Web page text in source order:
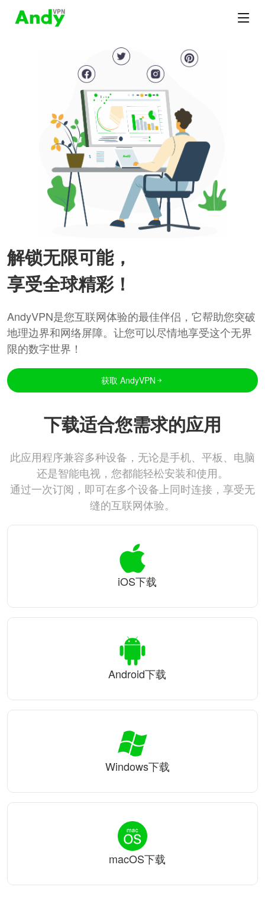
解锁无限可能，
享受全球精彩！
AndyVPN是您互联网体验的最佳伴侣，它帮助您突破
地理边界和网络屏障。让您可以尽情地享受这个无界
限的数字世界！
获取 AndyVPN
下载适合您需求的应用
此应用程序兼容多种设备，无论是手机、平板、电脑
还是智能电视，您都能轻松安装和使用。
通过一次订阅，即可在多个设备上同时连接，享受无
缝的互联网体验。
iOS下载
Android下载
Windows下载
macOS下载